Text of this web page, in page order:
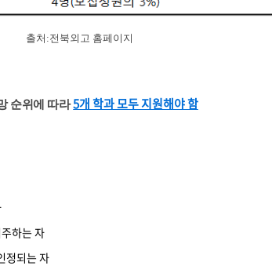
출처:전북외고 홈페이지
순위에 따라5개 학과 모두 지원해야 함
하는 자
정되는 자